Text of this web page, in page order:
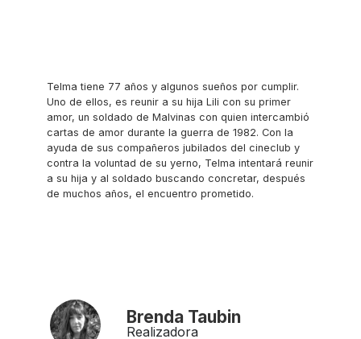
Telma tiene 77 años y algunos sueños por cumplir.
Uno de ellos, es reunir a su hija Lili con su primer
amor, un soldado de Malvinas con quien intercambió
cartas de amor durante la guerra de 1982. Con la
ayuda de sus compañeros jubilados del cineclub y
contra la voluntad de su yerno, Telma intentará reunir
a su hija y al soldado buscando concretar, después
de muchos años, el encuentro prometido.
Brenda Taubin
Realizadora